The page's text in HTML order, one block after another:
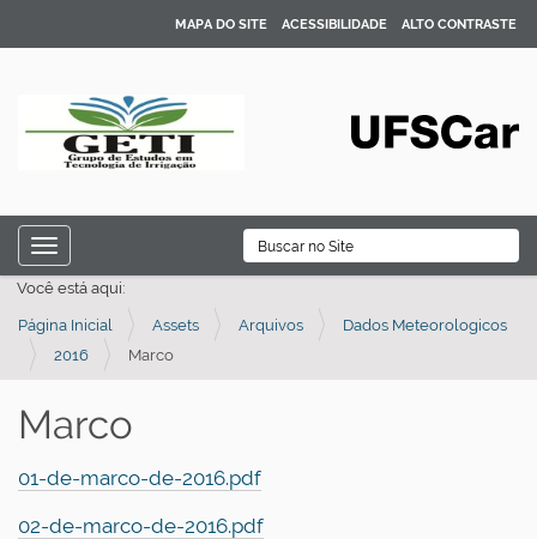
MAPA DO SITE ACESSIBILIDADE ALTO CONTRASTE
Toggle navigation
Você está aqui:
Página Inicial Assets Arquivos
Dados Meteorologicos
2016
Marco
Marco
01-de-marco-de-2016.pdf
02-de-marco-de-2016.pdf